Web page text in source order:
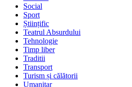
Social
Sport
Științific
Teatrul Absurdului
Tehnologie
Timp liber
Traditii
Transport
Turism și călătorii
Umanitar